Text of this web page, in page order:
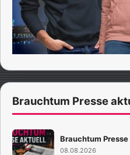
Brauchtum Presse
Brauchtum
08.08.2026